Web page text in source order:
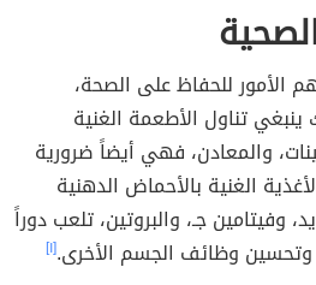
الأمور للحفاظ على الصحة،
تناول الأطعمة الغنية
والمعادن، فهي أيضاً ضرورية
الغنية بالأحماض الدهنية
وفيتامين جـ، والبروتين، تلعب دوراً
وظائف الجسم الأخرى.[١]